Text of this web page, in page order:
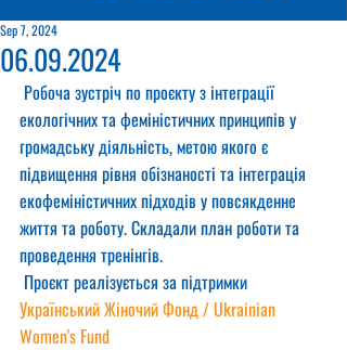
06.09.2024
Sep 7, 2024
Робоча зустріч по проєкту з інтеграції
екологічних та феміністичних принципів у
громадську діяльність, метою якого є
підвищення рівня обізнаності та інтеграція
екофеміністичних підходів у повсякденне
життя та роботу. Складали план роботи та
проведення тренінгів.
Проєкт реалізується за підтримки
Український Жіночий Фонд / Ukrainian
Women's Fund